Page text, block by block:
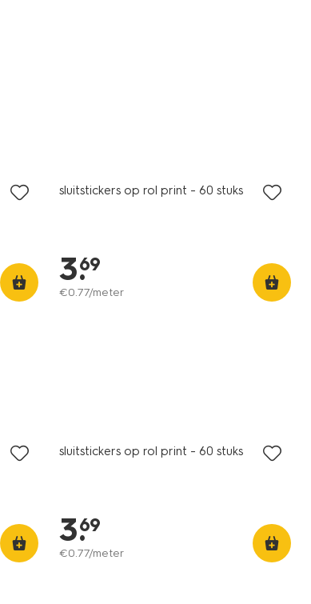
sluitstickers op rol print - 60 stuks
3.
69
€0.77/meter
sluitstickers op rol print - 60 stuks
3.
69
€0.77/meter